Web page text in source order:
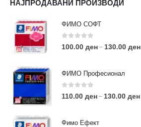
НАЈПРОДАВАНИ ПРОИЗВОДИ
ФИМО СОФТ
0 out of 5
100.00 ден – 130.00 ден
ФИМО Професионал
0out of 5
110.00 ден – 130.00 ден
Фимо Ефект